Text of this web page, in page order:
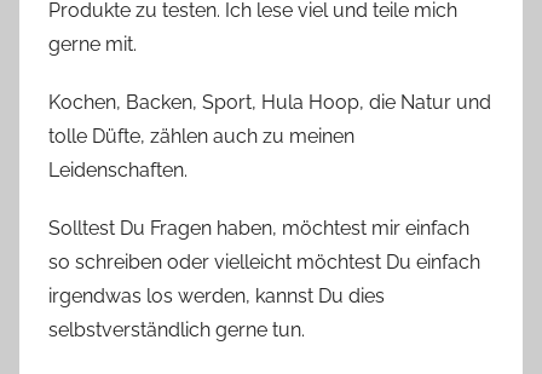
Produkte zu testen. Ich lese viel und teile mich
gerne mit.
Kochen, Backen, Sport, Hula Hoop, die Natur und
tolle Düfte, zählen auch zu meinen
Leidenschaften.
Solltest Du Fragen haben, möchtest mir einfach
so schreiben oder vielleicht möchtest Du einfach
irgendwas los werden, kannst Du dies
selbstverständlich gerne tun.